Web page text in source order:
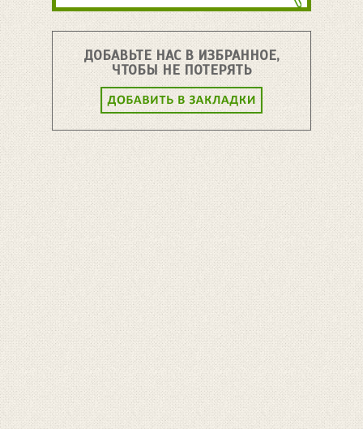
ДОБАВЬТЕ НАС В ИЗБРАННОЕ,
ЧТОБЫ НЕ ПОТЕРЯТЬ